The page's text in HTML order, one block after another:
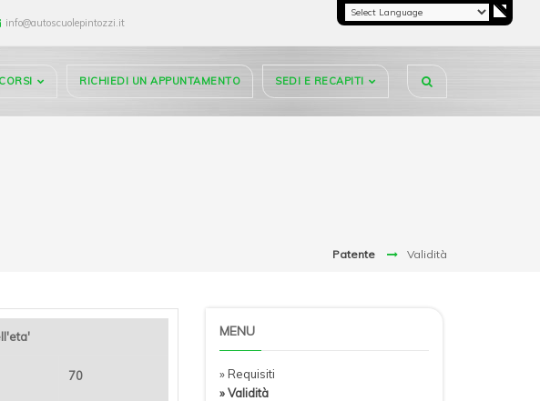
info@autoscuolepintozzi.it
CORSI RICHIEDI UN APPUNTAMENTO SEDI E RECAPITI
Patente Validità
70
MENU
» Requisiti
» Validità